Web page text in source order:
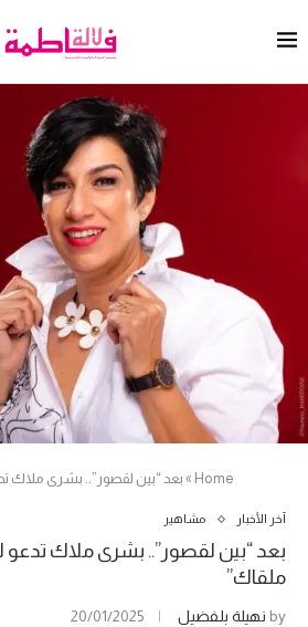
Home
» بعد “بين لقصور”.. بشرى ملاك
آخر الأخبار مشاهير
بعد “بين لقصور”.. بشرى ملاك تدعو
ملقاك”
by نهيلة بلفضيل 20/01/2025